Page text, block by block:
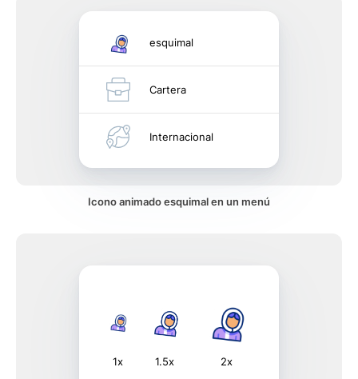
esquimal
Cartera
Internacional
Icono animado esquimal en un menú
1x 1.5x 2x